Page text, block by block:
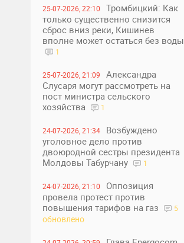
25-07-2026, 22:10
Тромбицкий: Как
только существенно снизится
сброс вниз реки, Кишинев
вполне может остаться без воды
1
25-07-2026, 21:09
Александра
Слусаря могут рассмотреть на
пост министра сельского
хозяйства
1
24-07-2026, 21:34
Возбуждено
уголовное дело против
двоюродной сестры президента
Молдовы Табурчану
1
24-07-2026, 21:10
Оппозиция
провела протест против
повышения тарифов на газ
5
обновлено